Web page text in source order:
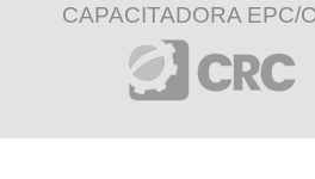
CAPACITADORA EPC/